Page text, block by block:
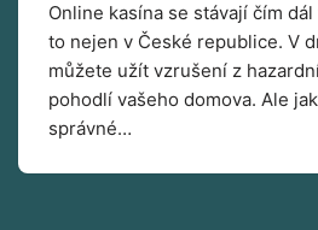
Online kasína se stávají čím
to nejen v České republice. V
můžete užít vzrušení z
pohodlí vašeho domova. Ale
správné…